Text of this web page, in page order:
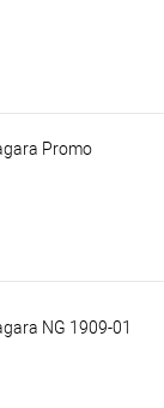
Promo
NG 1909-01